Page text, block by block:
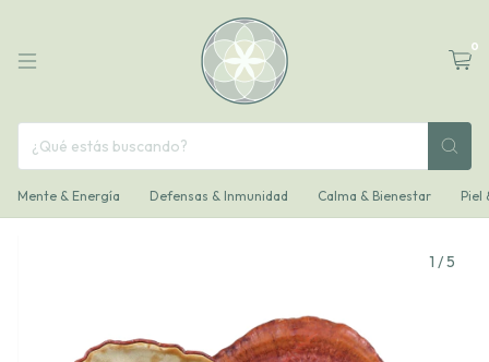
0
Mente & Energía Defensas & Inmunidad Calma & Bienestar Piel
1 /5